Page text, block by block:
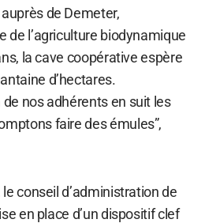
de Demeter,
de l’agriculture biodynamique
la cave coopérative espère
d’hectares.
nos adhérents en suit les
faire des émules”,
conseil d’administration de
en place d’un dispositif clef